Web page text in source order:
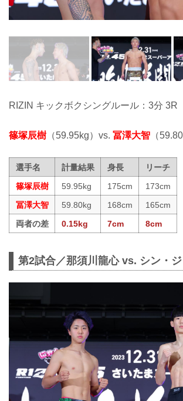
RIZIN キックボクシングルール：3分 3R
篠塚辰樹 （59.95kg）vs. 冨澤大智 （
選手名 計量結果 身長
リーチ
篠塚辰樹
59.95kg 175cm
173cm
冨澤大智
59.80kg 168cm
165cm
両者の差
0.15kg 7cm 8cm
第2試合／那須川龍心 vs. シン・